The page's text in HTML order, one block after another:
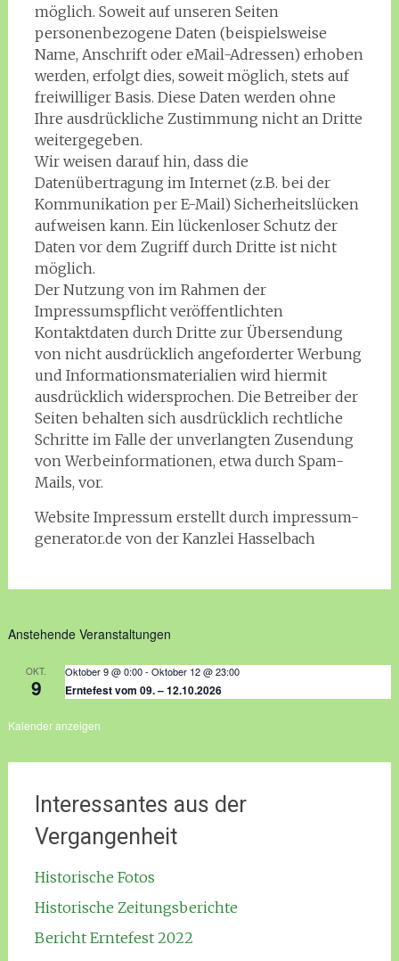
möglich. Soweit auf unseren Seiten
personenbezogene Daten (beispielsweise
Name, Anschrift oder eMail-Adressen) erhoben
werden, erfolgt dies, soweit möglich, stets auf
freiwilliger Basis. Diese Daten werden ohne
Ihre ausdrückliche Zustimmung nicht an Dritte
weitergegeben.
Wir weisen darauf hin, dass die
Datenübertragung im Internet (z.B. bei der
Kommunikation per E-Mail) Sicherheitslücken
aufweisen kann. Ein lückenloser Schutz der
Daten vor dem Zugriff durch Dritte ist nicht
möglich.
Der Nutzung von im Rahmen der
Impressumspflicht veröffentlichten
Kontaktdaten durch Dritte zur Übersendung
von nicht ausdrücklich angeforderter Werbung
und Informationsmaterialien wird hiermit
ausdrücklich widersprochen. Die Betreiber der
Seiten behalten sich ausdrücklich rechtliche
Schritte im Falle der unverlangten Zusendung
von Werbeinformationen, etwa durch Spam-
Mails, vor.
Website Impressum erstellt durch impressum-
generator.de von der Kanzlei Hasselbach
Anstehende Veranstaltungen
OKT.
9
Oktober 9 @ 0:00- Oktober 12 @ 23:00
Erntefest vom 09. – 12.10.2026
Kalender anzeigen
Interessantes aus der
Vergangenheit
Historische Fotos
Historische Zeitungsberichte
Bericht Erntefest 2022